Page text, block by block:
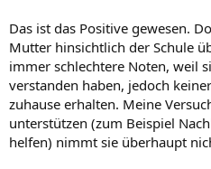
Das ist das Positive gewesen.
Mutter hinsichtlich der Schule
immer schlechtere Noten, weil
verstanden haben, jedoch
zuhause erhalten. Meine
unterstützen (zum Beispiel
helfen) nimmt sie überhaupt